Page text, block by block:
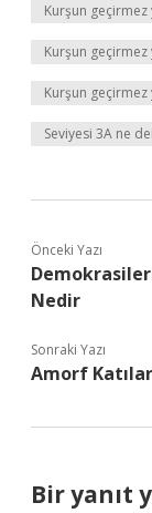
Kurşun geçirmez
Kurşun geçirmez
Kurşun geçirmez
Seviyesi 3A ne
Önceki Yazı
Nedir
Sonraki Yazı
Amorf
Bir yanıt